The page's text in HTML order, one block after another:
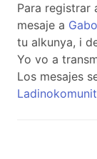
Para registrar
mesaje a
tu alkunya, i
Yo vo a
Los mesajes